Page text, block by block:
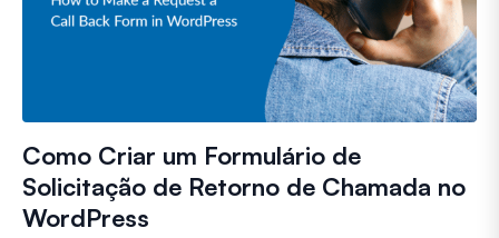
Como Criar um Formulário de
Solicitação de Retorno de Chamada no
WordPress